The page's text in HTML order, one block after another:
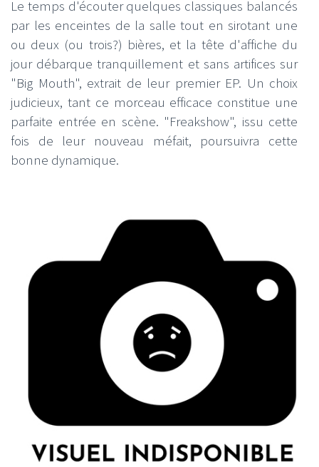
Le temps d'écouter quelques classiques balancés
par les enceintes de la salle tout en sirotant une
ou deux (ou trois?) bières, et la tête d'affiche du
jour débarque tranquillement et sans artifices sur
"Big Mouth", extrait de leur premier EP. Un choix
judicieux, tant ce morceau efficace constitue une
parfaite entrée en scène. "Freakshow", issu cette
fois de leur nouveau méfait, poursuivra cette
bonne dynamique.